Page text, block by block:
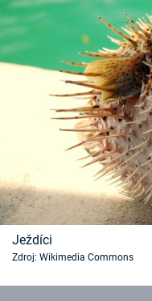
Ježdíci
Zdroj: Wikimedia Commons